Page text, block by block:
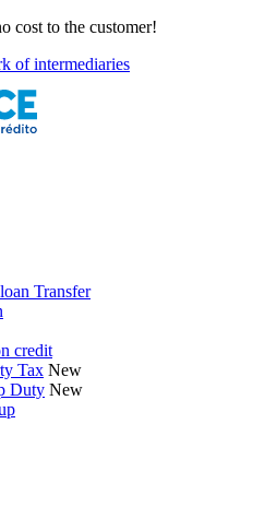
cost to the customer!
of intermediaries
Transfer
credit
Tax New
Duty New